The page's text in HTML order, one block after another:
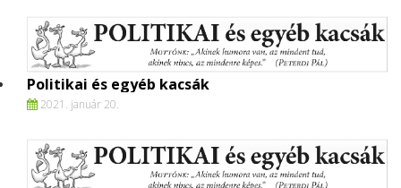
Politikai és egyéb kacsák
2021. január 20.